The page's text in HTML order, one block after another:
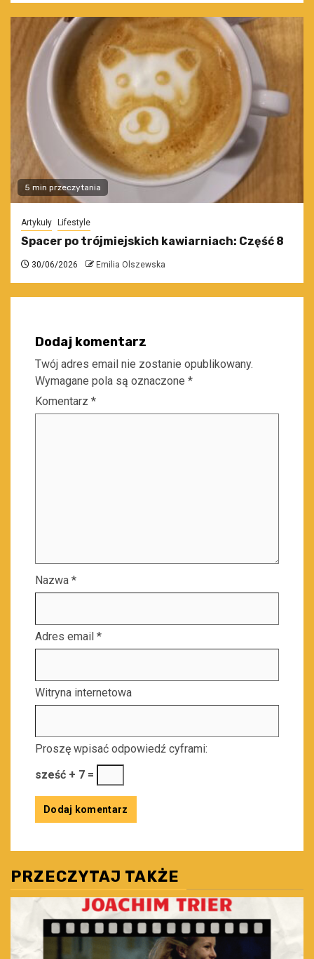
5 min przeczytania
Artykuły Lifestyle
Spacer po trójmiejskich kawiarniach: Część 8
30/06/2026 Emilia Olszewska
Dodaj komentarz
Twój adres email nie zostanie opublikowany.
Wymagane pola są oznaczone *
Komentarz *
Nazwa *
Adres email *
Witryna internetowa
Proszę wpisać odpowiedź cyframi:
sześć + 7 =
PRZECZYTAJ TAKŻE